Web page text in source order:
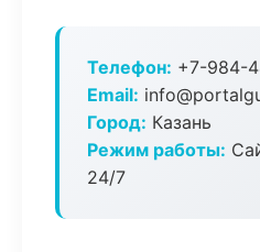
Телефон: +7-984-
Email:
Город: Казань
Режим работы:
24/7